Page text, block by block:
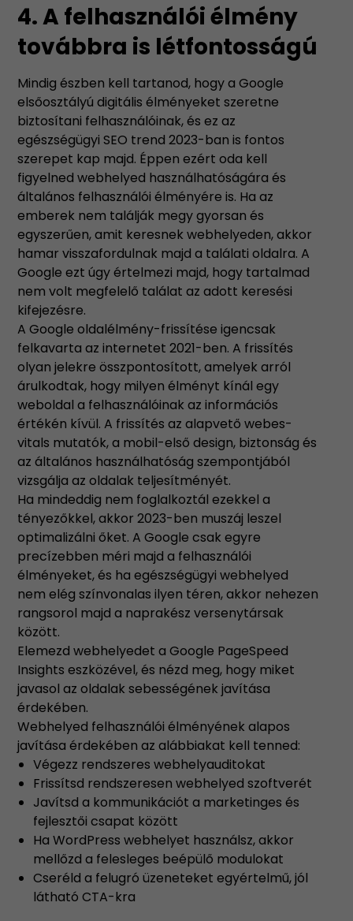
4. A felhasználói élmény
továbbra is létfontosságú
Mindig észben kell tartanod, hogy a Google
elsőosztályú digitális élményeket szeretne
biztosítani felhasználóinak, és ez az
egészségügyi SEO trend 2023-ban is fontos
szerepet kap majd. Éppen ezért oda kell
figyelned webhelyed használhatóságára és
általános felhasználói élményére is. Ha az
emberek nem találják megy gyorsan és
egyszerűen, amit keresnek webhelyeden, akkor
hamar visszafordulnak majd a találati oldalra. A
Google ezt úgy értelmezi majd, hogy tartalmad
nem volt megfelelő találat az adott keresési
kifejezésre.
A Google oldalélmény-frissítése igencsak
felkavarta az internetet 2021-ben. A frissítés
olyan jelekre összpontosított, amelyek arról
árulkodtak, hogy milyen élményt kínál egy
weboldal a felhasználóinak az információs
értékén kívül. A frissítés az alapvető webes-
vitals mutatók, a mobil-első design, biztonság és
az általános használhatóság szempontjából
vizsgálja az oldalak teljesítményét.
Ha mindeddig nem foglalkoztál ezekkel a
tényezőkkel, akkor 2023-ben muszáj leszel
optimalizálni őket. A Google csak egyre
precízebben méri majd a felhasználói
élményeket, és ha egészségügyi webhelyed
nem elég színvonalas ilyen téren, akkor nehezen
rangsorol majd a naprakész versenytársak
között.
Elemezd webhelyedet a Google PageSpeed
Insights eszközével, és nézd meg, hogy miket
javasol az oldalak sebességének javítása
érdekében.
Webhelyed felhasználói élményének alapos
javítása érdekében az alábbiakat kell tenned:
Végezz rendszeres webhelyauditokat
Frissítsd rendszeresen webhelyed szoftverét
Javítsd a kommunikációt a marketinges és
fejlesztői csapat között
Ha WordPress webhelyet használsz, akkor
mellőzd a felesleges beépülő modulokat
Cseréld a felugró üzeneteket egyértelmű, jól
látható CTA-kra